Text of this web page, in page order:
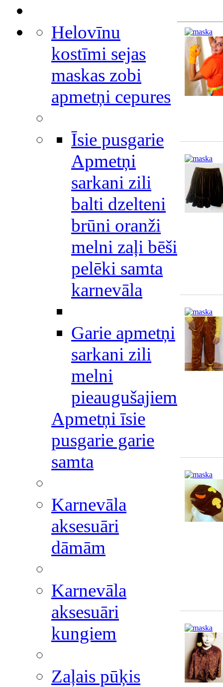
Helovīnu
kostīmi sejas
maskas zobi
apmetņi cepures
Īsie pusgarie
Apmetņi
sarkani zili
balti dzelteni
brūni oranži
melni zaļi bēši
pelēki samta
karnevāla
Garie apmetņi
sarkani zili
melni
pieaugušajiem
Apmetņi īsie
pusgarie garie
samta
Karnevāla
aksesuāri
dāmām
Karnevāla
aksesuāri
kungiem
Zaļais pūķis